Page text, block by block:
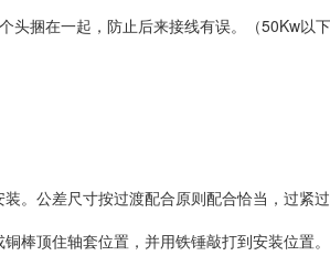
捆在一起，防止后来接线有误。（50Kw以
。公差尺寸按过渡配合原则配合恰当，过紧过
棒顶住轴套位置，并用铁锤敲打到安装位置。